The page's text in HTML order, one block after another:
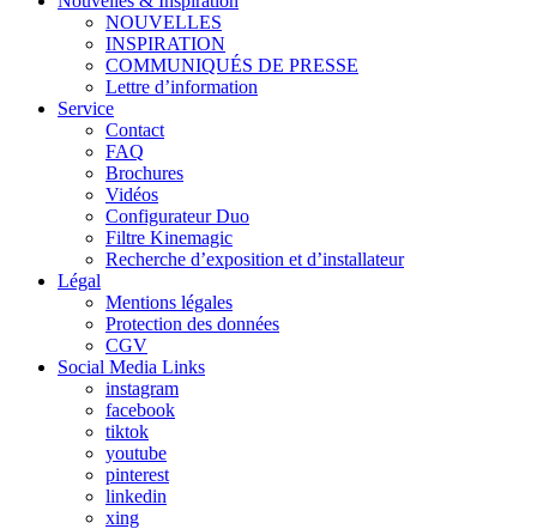
NOUVELLES
INSPIRATION
COMMUNIQUÉS DE PRESSE
Lettre d’information
Service
Contact
FAQ
Brochures
Vidéos
Configurateur Duo
Filtre Kinemagic
Recherche d’exposition et d’installateur
Légal
Mentions légales
Protection des données
CGV
Social Media Links
instagram
facebook
tiktok
youtube
pinterest
linkedin
xing